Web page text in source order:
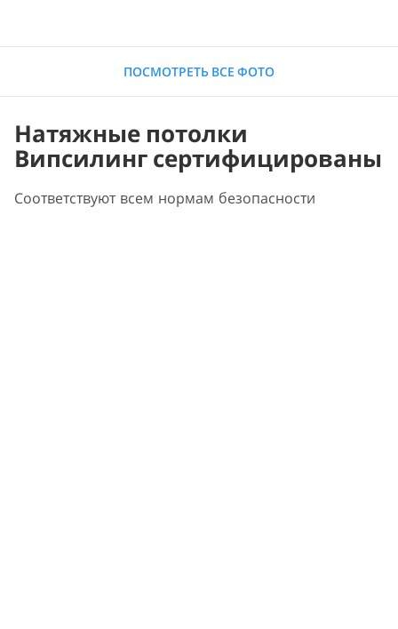
ПОСМОТРЕТЬ ВСЕ ФОТО
Натяжные потолки
Випсилинг сертифицированы
Соответствуют всем нормам безопасности